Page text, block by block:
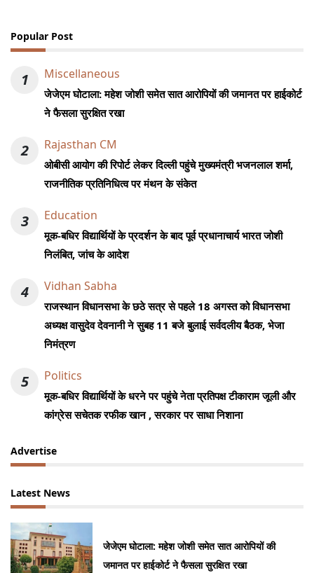
Popular Post
1 Miscellaneous
जेजेएम घोटाला: महेश जोशी समेत सात आरोपियों की जमानत पर हाईकोर्ट
ने फैसला सुरक्षित रखा
2 Rajasthan CM
ओबीसी आयोग की रिपोर्ट लेकर दिल्ली पहुंचे मुख्यमंत्री भजनलाल शर्मा,
राजनीतिक प्रतिनिधित्व पर मंथन के संकेत
3 Education
मूक-बधिर विद्यार्थियों के प्रदर्शन के बाद पूर्व प्रधानाचार्य भारत जोशी
निलंबित, जांच के आदेश
4 Vidhan Sabha
राजस्थान विधानसभा के छठे सत्र से पहले 18 अगस्त को विधानसभा
अध्यक्ष वासुदेव देवनानी ने सुबह 11 बजे बुलाई सर्वदलीय बैठक, भेजा
निमंत्रण
5 Politics
मूक-बधिर विद्यार्थियों के धरने पर पहुंचे नेता प्रतिपक्ष टीकाराम जूली और
कांग्रेस सचेतक रफीक खान , सरकार पर साधा निशाना
Advertise
Latest News
जेजेएम घोटाला: महेश जोशी समेत सात आरोपियों की
जमानत पर हाईकोर्ट ने फैसला सुरक्षित रखा